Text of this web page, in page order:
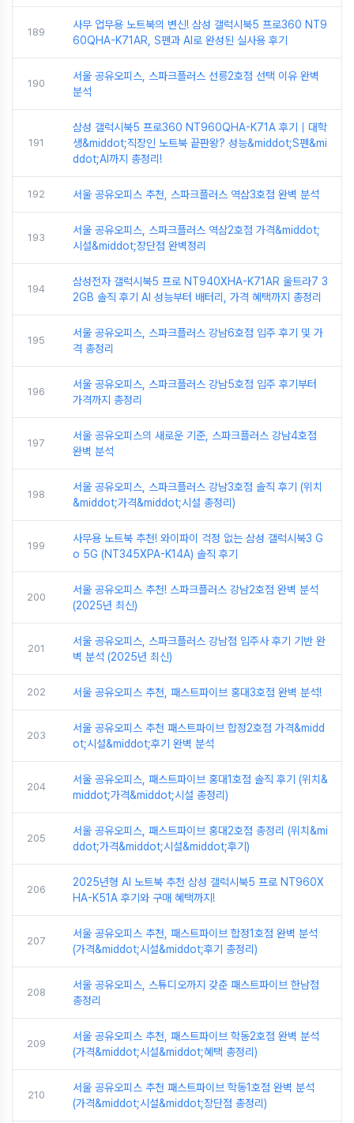
189
사무 업무용 노트북의 변신! 삼성 갤럭시북5 프로360 NT9
60QHA-K71AR, S펜과 AI로 완성된 실사용 후기
190
서울 공유오피스, 스파크플러스 선릉2호점 선택 이유 완벽
분석
191
삼성 갤럭시북5 프로360 NT960QHA-K71A 후기｜대학
생&middot;직장인 노트북 끝판왕? 성능&middot;S펜&mi
ddot;AI까지 총정리!
192 서울 공유오피스 추천, 스파크플러스 역삼3호점 완벽 분석
193
서울 공유오피스, 스파크플러스 역삼2호점 가격&middot;
시설&middot;장단점 완벽정리
194
삼성전자 갤럭시북5 프로 NT940XHA-K71AR 울트라7 3
2GB 솔직 후기 AI 성능부터 배터리, 가격 혜택까지 총정리
195
서울 공유오피스, 스파크플러스 강남6호점 입주 후기 및 가
격 총정리
196
서울 공유오피스, 스파크플러스 강남5호점 입주 후기부터
가격까지 총정리
197
서울 공유오피스의 새로운 기준, 스파크플러스 강남4호점
완벽 분석
198
서울 공유오피스, 스파크플러스 강남3호점 솔직 후기 (위치
&middot;가격&middot;시설 총정리)
199
사무용 노트북 추천! 와이파이 걱정 없는 삼성 갤럭시북3 G
o 5G (NT345XPA-K14A) 솔직 후기
200
서울 공유오피스 추천! 스파크플러스 강남2호점 완벽 분석
(2025년 최신)
201
서울 공유오피스, 스파크플러스 강남점 입주사 후기 기반 완
벽 분석 (2025년 최신)
202 서울 공유오피스 추천, 패스트파이브 홍대3호점 완벽 분석!
203
서울 공유오피스 추천 패스트파이브 합정2호점 가격&midd
ot;시설&middot;후기 완벽 분석
204
서울 공유오피스, 패스트파이브 홍대1호점 솔직 후기 (위치&
middot;가격&middot;시설 총정리)
205
서울 공유오피스, 패스트파이브 홍대2호점 총정리 (위치&mi
ddot;가격&middot;시설&middot;후기)
206
2025년형 AI 노트북 추천 삼성 갤럭시북5 프로 NT960X
HA-K51A 후기와 구매 혜택까지!
207
서울 공유오피스 추천, 패스트파이브 합정1호점 완벽 분석
(가격&middot;시설&middot;후기 총정리)
208
서울 공유오피스, 스튜디오까지 갖춘 패스트파이브 한남점
총정리
209
서울 공유오피스 추천, 패스트파이브 학동2호점 완벽 분석
(가격&middot;시설&middot;혜택 총정리)
210
서울 공유오피스 추천 패스트파이브 학동1호점 완벽 분석
(가격&middot;시설&middot;장단점 총정리)